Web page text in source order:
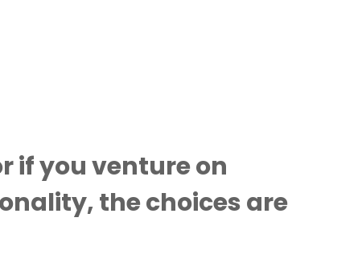
if you venture on
the choices are